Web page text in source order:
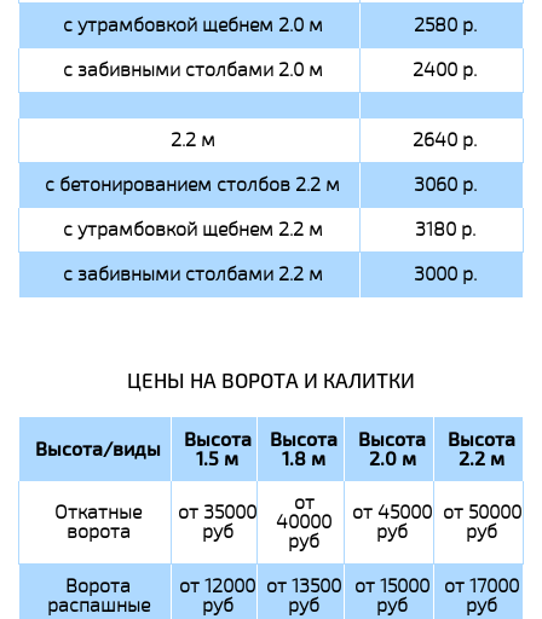
с утрамбовкой щебнем 2.0 м
2580 р.
с забивными столбами 2.0 м
2400 р.
2.2 м
2640 р.
с бетонированием столбов 2.2 м
3060 р.
с утрамбовкой щебнем 2.2 м
3180 р.
с забивными столбами 2.2 м
3000 р.
ЦЕНЫ НА ВОРОТА И КАЛИТКИ
Высота/виды Высота
1.5 м
Высота
1.8 м
Высота
2.0 м
Высота
2.2 м
Откатные
ворота
от 35000
руб
от
40000
руб
от 45000
руб
от 50000
руб
Ворота
распашные
от 12000
руб
от 13500
руб
от 15000
руб
от 17000
руб